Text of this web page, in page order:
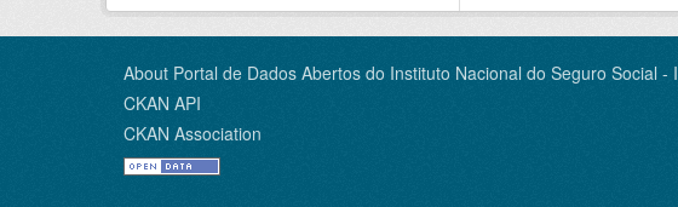
About Portal de Dados Abertos do Instituto Nacional do Seguro Social -
CKAN API
CKAN Association